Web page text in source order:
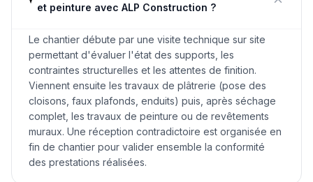
et peinture avec ALP Construction ?
Le chantier débute par une visite technique sur site
permettant d'évaluer l'état des supports, les
contraintes structurelles et les attentes de finition.
Viennent ensuite les travaux de plâtrerie (pose des
cloisons, faux plafonds, enduits) puis, après séchage
complet, les travaux de peinture ou de revêtements
muraux. Une réception contradictoire est organisée en
fin de chantier pour valider ensemble la conformité
des prestations réalisées.